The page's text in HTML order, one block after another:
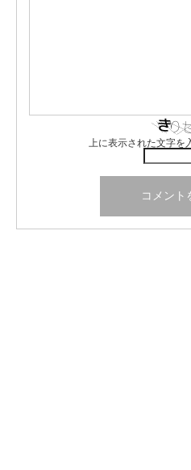
上に表示された文字を